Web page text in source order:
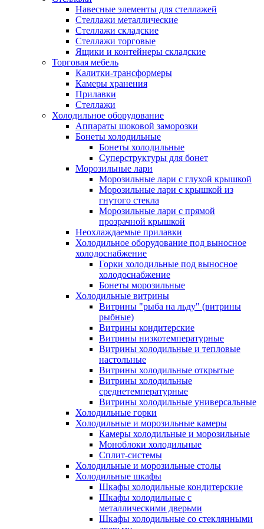
Навесные элементы для стеллажей
Стеллажи металлические
Стеллажи складские
Стеллажи торговые
Ящики и контейнеры складские
Торговая мебель
Калитки-трансформеры
Камеры хранения
Прилавки
Стеллажи
Холодильное оборудование
Аппараты шоковой заморозки
Бонеты холодильные
Бонеты холодильные
Суперструктуры для бонет
Морозильные лари
Морозильные лари с глухой крышкой
Морозильные лари с крышкой из
гнутого стекла
Морозильные лари с прямой
прозрачной крышкой
Неохлаждаемые прилавки
Холодильное оборудование под выносное
холодоснабжение
Горки холодильные под выносное
холодоснабжение
Бонеты морозильные
Холодильные витрины
Витрины "рыба на льду" (витрины
рыбные)
Витрины кондитерские
Витрины низкотемпературные
Витрины холодильные и тепловые
настольные
Витрины холодильные открытые
Витрины холодильные
среднетемпературные
Витрины холодильные универсальные
Холодильные горки
Холодильные и морозильные камеры
Камеры холодильные и морозильные
Моноблоки холодильные
Сплит-системы
Холодильные и морозильные столы
Холодильные шкафы
Шкафы холодильные кондитерские
Шкафы холодильные с
металлическими дверьми
Шкафы холодильные со стеклянными